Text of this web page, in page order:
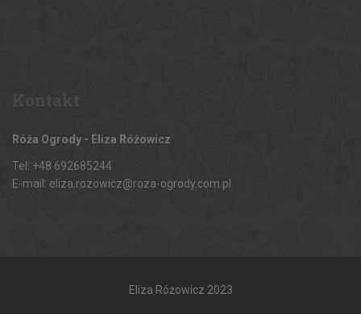
Róża Ogrody - Eliza Różowicz
Tel: +48 692685244
E-mail: eliza.rozowicz@roza-ogrody.com.pl
Eliza Różowicz 2023